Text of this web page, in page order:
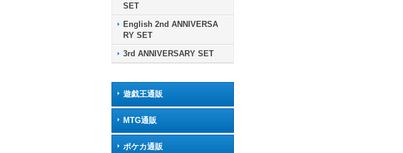
SET
English 2nd ANNIVERSA
RY SET
3rd ANNIVERSARY SET
遊戯王通販
MTG通販
ポケカ通販